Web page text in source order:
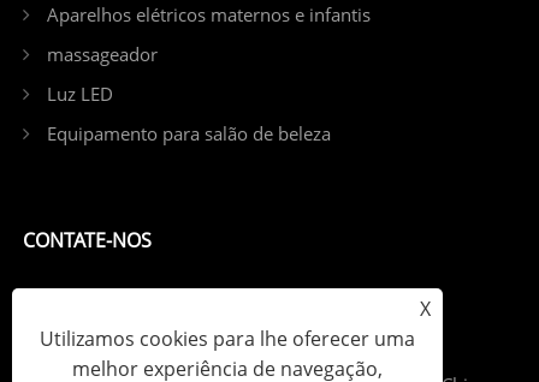
Aparelhos elétricos maternos e infantis
massageador
Luz LED
Equipamento para salão de beleza
CONTATE-NOS
E-mail: sales@szjybeauty.com
X
Utilizamos cookies para lhe oferecer uma
melhor experiência de navegação,